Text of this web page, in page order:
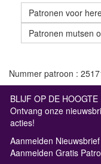
Patronen voor
Patronen mutsen
Nummer patroon :
BLIJF OP DE HOOGTE
Ontvang onze
acties!
Aanmelden Nieuwsbrief
Aanmelden Gratis